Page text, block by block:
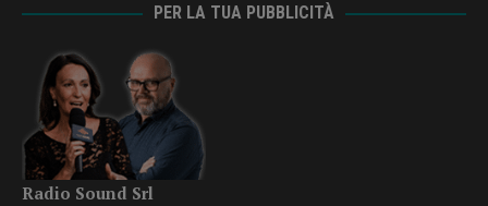
PER LA TUA PUBBLICITÀ
Radio Sound Srl